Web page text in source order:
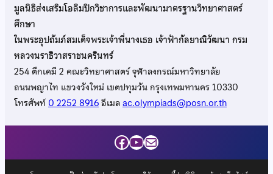
มูลนิธิส่งเสริมโอลิมปิกวิชาการและพัฒนามาตรฐานวิทยาศาสตร์
ศึกษา
ในพระอุปถัมภ์สมเด็จพระเจ้าพี่นางเธอ เจ้าฟ้ากัลยาณิวัฒนา กรม
หลวงนราธิวาสราชนครินทร์
254 ตึกเคมี 2 คณะวิทยาศาสตร์ จุฬาลงกรณ์มหาวิทยาลัย
ถนนพญาไท แขวงวังใหม่ เขตปทุมวัน กรุงเทพมหานคร 10330
โทรศัพท์0 2252 8916อีเมลac.olympiads@posn.or.th
Facebook
YouTube
Mail